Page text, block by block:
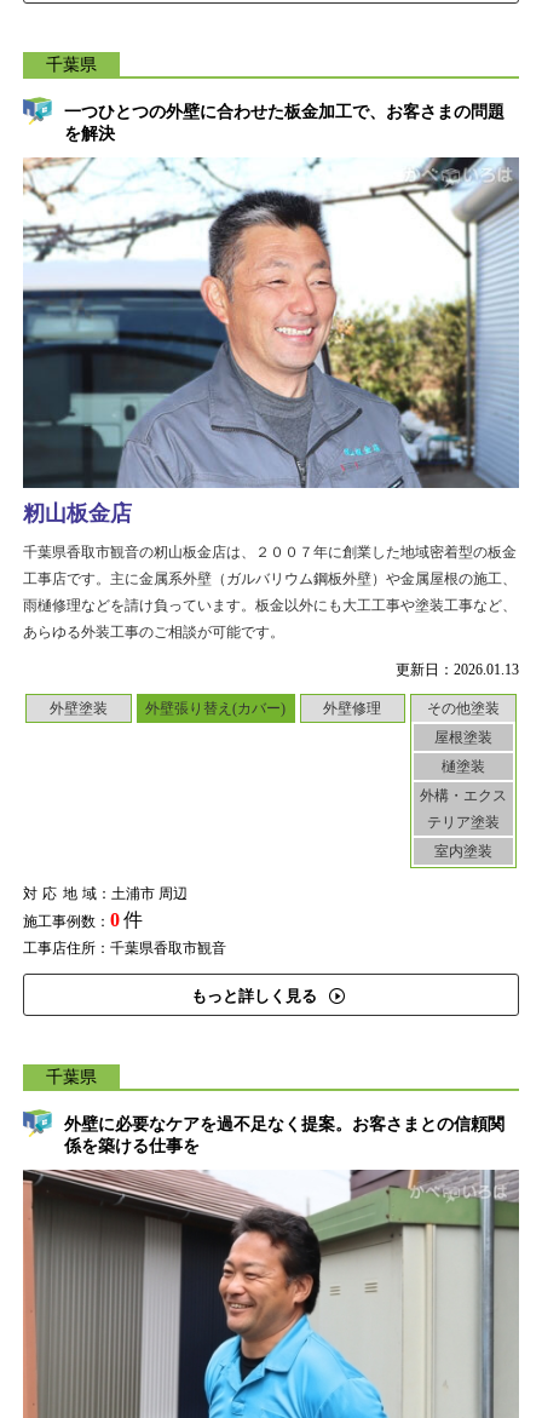
千葉県
一つひとつの外壁に合わせた板金加工で、お客さまの問題
を解決
更新日：2026.01.13
外壁塗装 外壁張り替え(カバー) 外壁修理
その他塗装
屋根塗装
樋塗装
外構・エクス
テリア塗装
室内塗装
対応地域：土浦市 周辺
施工事例数： 0件
工事店住所：千葉県香取市観音
もっと詳しく見る
籾山板金店
千葉県香取市観音の籾山板金店は、２００７年に創業した地域密着型の板金
工事店です。主に金属系外壁（ガルバリウム鋼板外壁）や金属屋根の施工、
雨樋修理などを請け負っています。板金以外にも大工工事や塗装工事など、
あらゆる外装工事のご相談が可能です。
千葉県
外壁に必要なケアを過不足なく提案。お客さまとの信頼関
係を築ける仕事を